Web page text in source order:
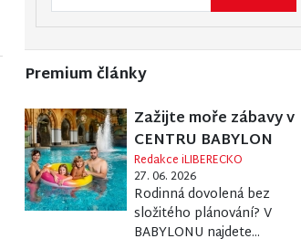
Premium články
Zažijte moře zábavy v
CENTRU BABYLON
Redakce iLIBERECKO
27. 06. 2026
Rodinná dovolená bez
složitého plánování? V
BABYLONU najdete...